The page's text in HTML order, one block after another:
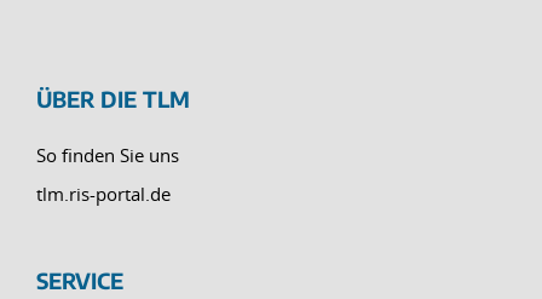
ÜBER DIE TLM
So finden Sie uns
tlm.ris-portal.de
SERVICE